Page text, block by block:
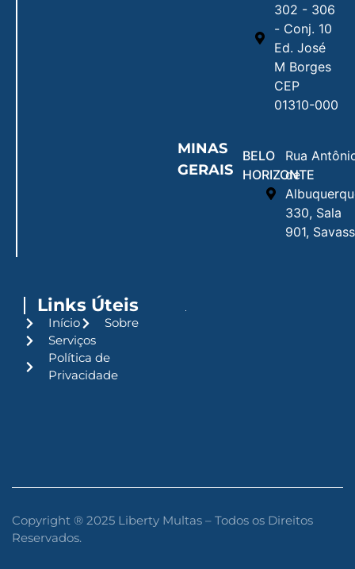
302 - 306
- Conj. 10
Ed. José
M Borges
CEP
01310-000
MINAS
GERAIS
BELO
HORIZONTE
Rua
de
330, Sala
901,
Links Úteis
Início
Sobre
Serviços
Política de
Privacidade
Copyright ® 2025 Liberty Multas – Todos os Direitos
Reservados.